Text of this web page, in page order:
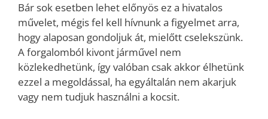
Bár sok esetben lehet előnyös ez a hivatalos
művelet, mégis fel kell hívnunk a figyelmet arra,
hogy alaposan gondoljuk át, mielőtt cselekszünk.
A forgalomból kivont járművel nem
közlekedhetünk, így valóban csak akkor élhetünk
ezzel a megoldással, ha egyáltalán nem akarjuk
vagy nem tudjuk használni a kocsit.